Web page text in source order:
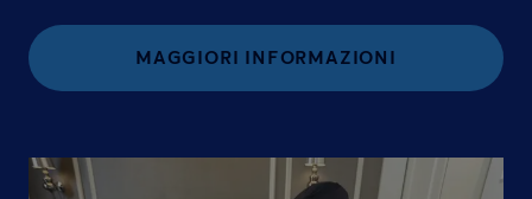
MAGGIORI INFORMAZIONI